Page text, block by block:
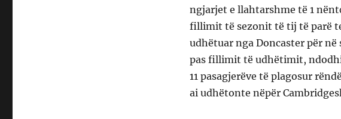
ngjarjet e llahtarshme të 1
fillimit të sezonit të tij të parë
udhëtuar nga Doncaster për
pas fillimit të udhëtimit,
11 pasagjerëve të plagosur
ai udhëtonte nëpër